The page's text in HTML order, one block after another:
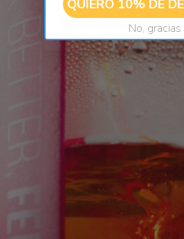
QUIERO 10% DE
No, gracias